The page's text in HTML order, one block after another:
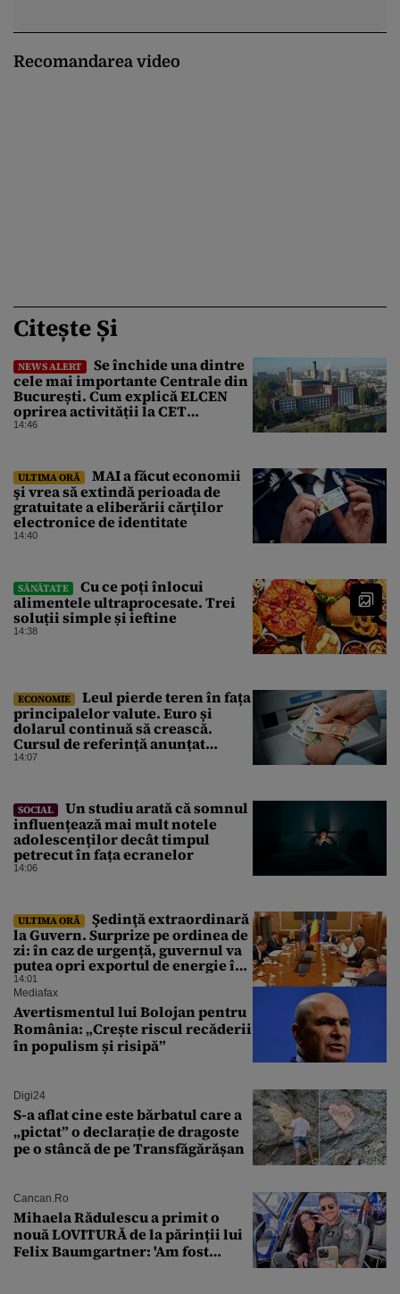
Recomandarea video
Citește Și
NEWS ALERT
Se închide una dintre
cele mai importante Centrale din
București. Cum explică ELCEN
oprirea activității la CET
Grozăvești
14:46
ULTIMA ORĂ
MAI a făcut economii
şi vrea să extindă perioada de
gratuitate a eliberării cărţilor
electronice de identitate
14:40
SĂNĂTATE
Cu ce poți înlocui
alimentele ultraprocesate. Trei
soluții simple și ieftine
14:38
ECONOMIE
Leul pierde teren în fața
principalelor valute. Euro și
dolarul continuă să crească.
Cursul de referință anunțat
pentru vineri de BNR
14:07
SOCIAL
Un studiu arată că somnul
influențează mai mult notele
adolescenților decât timpul
petrecut în fața ecranelor
14:06
ULTIMA ORĂ
Şedinţă extraordinară
la Guvern. Surprize pe ordinea de
zi: în caz de urgență, guvernul va
putea opri exportul de energie în
afara țării
14:01
Mediafax
Avertismentul lui Bolojan pentru
România: „Crește riscul recăderii
în populism și risipă”
Digi24
S-a aflat cine este bărbatul care a
„pictat” o declarație de dragoste
pe o stâncă de pe Transfăgărășan
Cancan.ro
Mihaela Rădulescu a primit o
nouă LOVITURĂ de la părinții lui
Felix Baumgartner: 'Am fost